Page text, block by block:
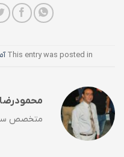
This entry was posted in
متخصص